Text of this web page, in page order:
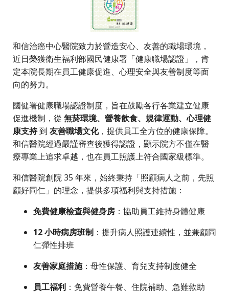
和信治癌中心醫院致力於營造安心、友善的職場環境，
近日榮獲衛生福利部國民健康署「健康職場認證」，肯
定本院長期在員工健康促進、心理安全與友善制度等面
向的努力。
國健署健康職場認證制度，旨在鼓勵各行各業建立健康
促進機制，從 無菸環境、營養飲食、規律運動、心理健
康支持到 友善職場文化，提供員工全方位的健康保障。
和信醫院經過嚴謹審查後獲得認證，顯示院方不僅在醫
療專業上追求卓越，也在員工照護上符合國家級標準。
和信醫院創院 35 年來，始終秉持「照顧病人之前，先照
顧好同仁」的理念，提供多項福利與支持措施：
免費健康檢查與健身房 ：協助員工維持身體健康
12 小時病房班制 ：提升病人照護連續性，並兼顧同
仁彈性排班
友善家庭措施：母性保護、育兒支持制度健全
員工福利 ：免費營養午餐、住院補助、急難救助